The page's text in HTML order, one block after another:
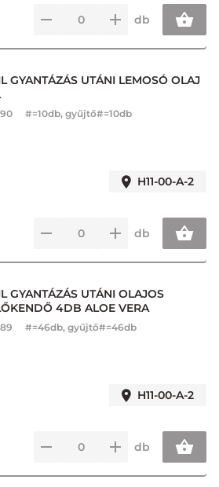
db
GYANTÁZÁS UTÁNI LEMOSÓ OLAJ
#=10db, gyűjtő#=10db
H11-00-A-2
db
GYANTÁZÁS UTÁNI OLAJOS
4DB ALOE VERA
#=46db, gyűjtő#=46db
H11-00-A-2
db